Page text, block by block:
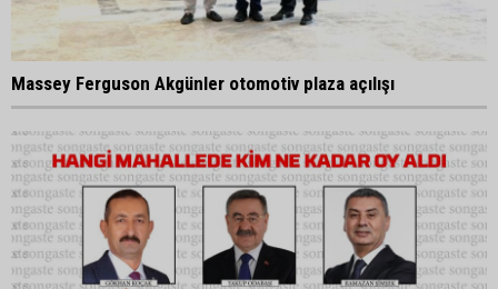
Massey Ferguson Akgünler otomotiv plaza açılışı